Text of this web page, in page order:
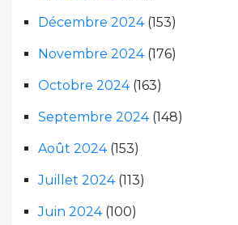
Décembre 2024(153)
Novembre 2024(176)
Octobre 2024(163)
Septembre 2024(148)
Août 2024(153)
Juillet 2024(113)
Juin 2024(100)